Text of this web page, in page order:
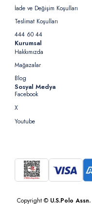
İade ve Değişim Koşulları
Teslimat Koşulları
444 60 44
Kurumsal
Hakkımızda
Mağazalar
Blog
Sosyal Medya
Facebook
X
Youtube
Copyright © U.S.Polo Assn.